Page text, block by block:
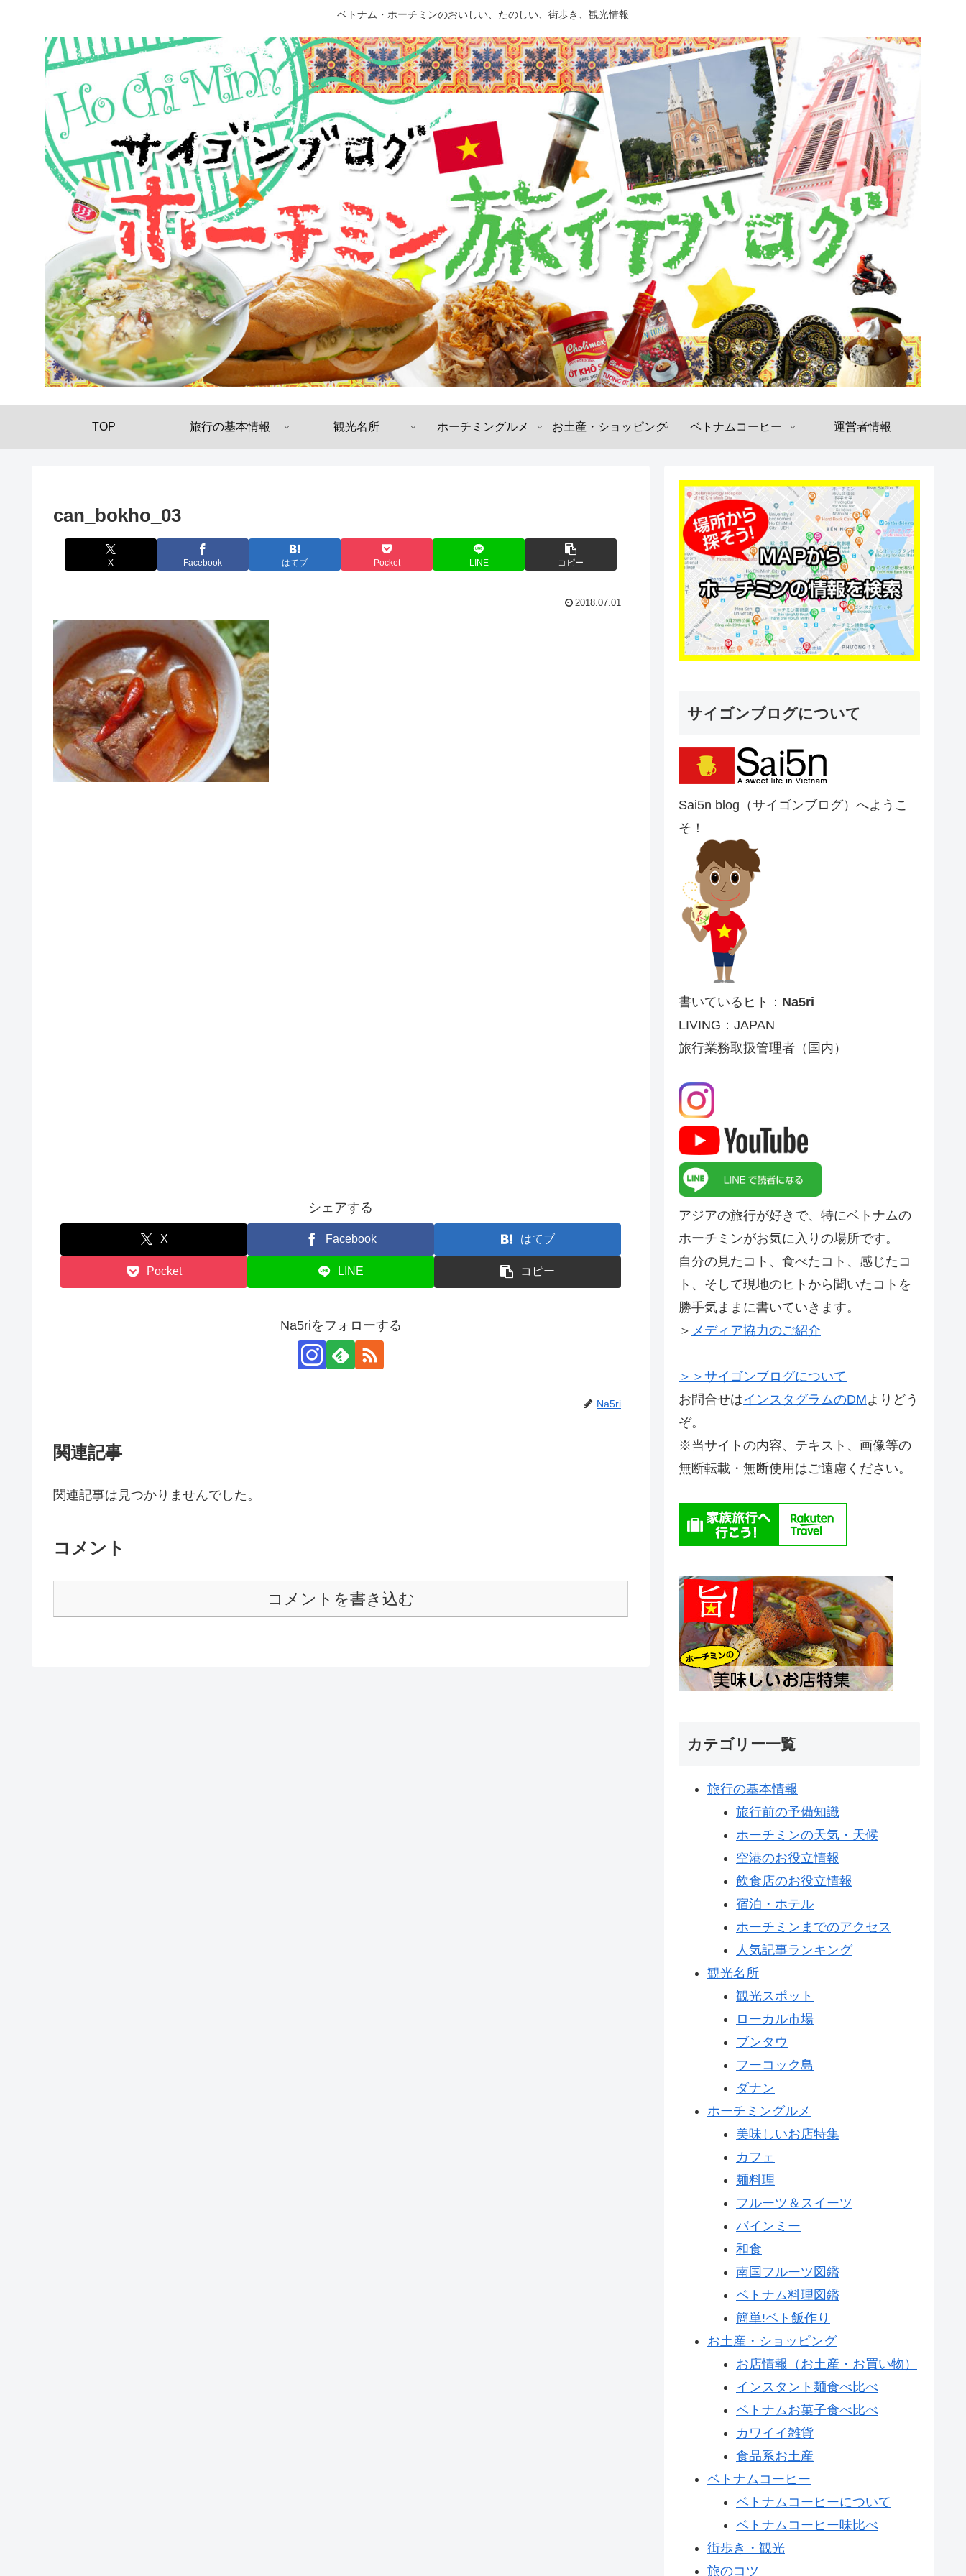
ベトナム・ホーチミンのおいしい、たのしい、街歩き、観光情報
TOP 旅行の基本情報 観光名所 ホーチミングルメ お土産・ショッピング ベトナムコーヒー 運営者情報
can_bokho_03
X Facebook はてブ Pocket LINE コピー
2018.07.01
シェアする
X Facebook はてブ
Pocket LINE コピー
Na5riをフォローする
Na5ri
関連記事
関連記事は見つかりませんでした。
コメント
コメントを書き込む
サイゴンブログについて
Sai5n blog（サイゴンブログ）へようこ
そ！
書いているヒト： Na5ri
LIVING：JAPAN
旅行業務取扱管理者（国内）
アジアの旅行が好きで、特にベトナムの
ホーチミンがお気に入りの場所です。
自分の見たコト、食べたコト、感じたコ
ト、そして現地のヒトから聞いたコトを
勝手気ままに書いていきます。
＞ メディア協力のご紹介
＞＞サイゴンブログについて
お問合せはインスタグラムのDMよりどう
ぞ。
※当サイトの内容、テキスト、画像等の
無断転載・無断使用はご遠慮ください。
カテゴリー一覧
旅行の基本情報
旅行前の予備知識
ホーチミンの天気・天候
空港のお役立情報
飲食店のお役立情報
宿泊・ホテル
ホーチミンまでのアクセス
人気記事ランキング
観光名所
観光スポット
ローカル市場
ブンタウ
フーコック島
ダナン
ホーチミングルメ
美味しいお店特集
カフェ
麺料理
フルーツ＆スイーツ
バインミー
和食
南国フルーツ図鑑
ベトナム料理図鑑
簡単!ベト飯作り
お土産・ショッピング
お店情報（お土産・お買い物）
インスタント麺食べ比べ
ベトナムお菓子食べ比べ
カワイイ雑貨
食品系お土産
ベトナムコーヒー
ベトナムコーヒーについて
ベトナムコーヒー味比べ
街歩き・観光
旅のコツ